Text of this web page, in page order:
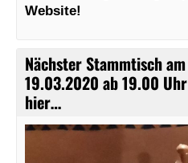
Website!
Nächster Stammtisch am
19.03.2020 ab 19.00 Uhr
hier…